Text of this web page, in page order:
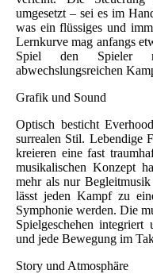
umgesetzt – sei es im
was ein flüssiges und
Lernkurve mag anfangs
Spiel den Spieler
abwechslungsreichen
Grafik und Sound
Optisch besticht
surrealen Stil. Lebendige
kreieren eine fast
musikalischen Konzept
mehr als nur
lässt jeden Kampf zu
Symphonie werden. Die
Spielgeschehen
und jede Bewegung im
Story und Atmosphäre